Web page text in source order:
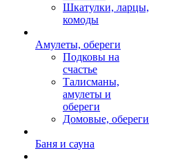
Шкатулки, ларцы,
комоды
Амулеты, обереги
Подковы на
счастье
Талисманы,
амулеты и
обереги
Домовые, обереги
Баня и сауна